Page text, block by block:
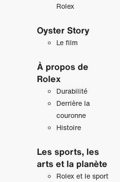
Rolex
Oyster Story
Le film
À propos de
Rolex
Durabilité
Derrière la
couronne
Histoire
Les sports, les
arts et la planète
Rolex et le sport